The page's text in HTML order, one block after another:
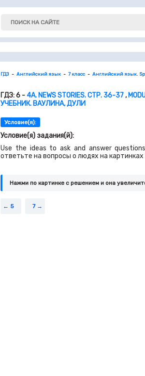
ГДЗ Английский язык 7 класс Английский язык.
ГДЗ: 6 - 4A. NEWS STORIES. СТР. 36-37,
УЧЕБНИК. ВАУЛИНА, ДУЛИ
Условие(я):
Условие(я) задания(й):
Use the ideas to ask and answer
ответьте на вопросы о людях на картинках
Нажми по картинке c решением и она
5 7